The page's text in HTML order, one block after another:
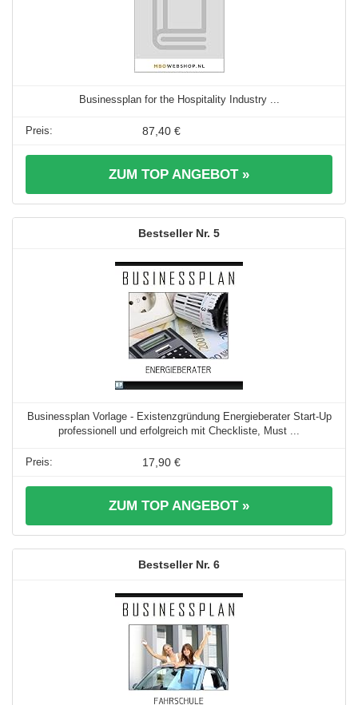
Businessplan for the Hospitality Industry ...
87,40 €
ZUM TOP ANGEBOT »
5
Businessplan Vorlage - Existenzgründung Energieberater Start-Up
professionell und erfolgreich mit Checkliste, Must ...
17,90 €
ZUM TOP ANGEBOT »
6